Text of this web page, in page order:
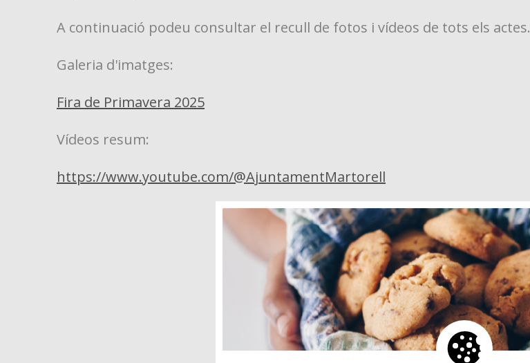
A continuació podeu consultar el recull de fotos i vídeos de tots els actes.
Galeria d'imatges:
Fira de Primavera 2025
Vídeos resum:
https://www.youtube.com/@AjuntamentMartorell